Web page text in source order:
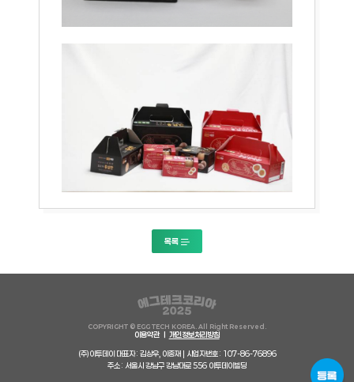
목록
COPYRIGHT © EGG TECH KOREA. All Right Reserved.
이용약관 개인정보처리방침
(주)이투데이 대표자 : 김상우, 이종재 | 사업자번호 : 107-86-76896
주소 : 서울시 강남구 강남대로 556 이투데이빌딩